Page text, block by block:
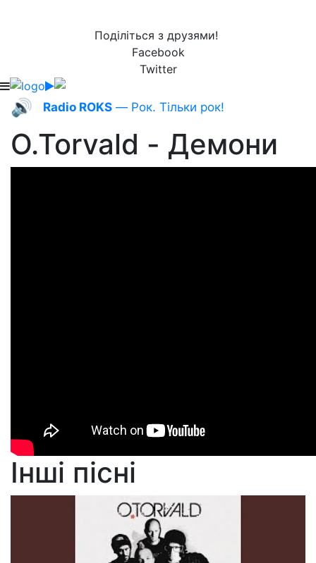
Поділіться з друзями!
Facebook
Twitter
🔊 Radio ROKS — Рок. Тільки рок!
O.Torvald - Демони
Інші пісні